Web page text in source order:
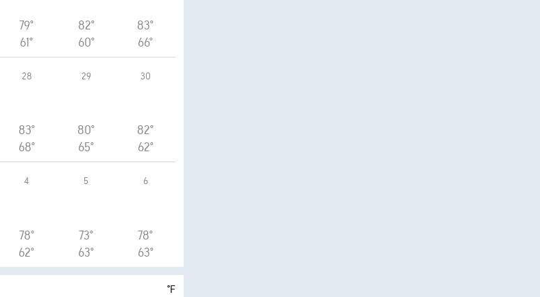
79°
61°
82°
60°
83°
66°
28
83°
68°
29
80°
65°
30
82°
62°
4
78°
62°
5
73°
63°
6
78°
63°
°F